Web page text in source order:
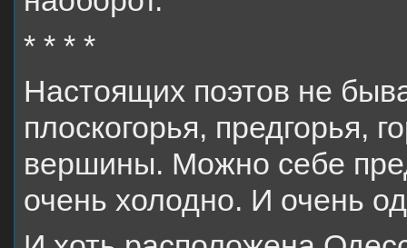
* * * *
Настоящих поэтов не
плоскогорья, предгорья,
вершины. Можно себе
очень холодно. И очень